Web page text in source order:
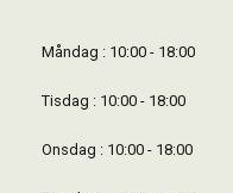
Måndag : 10:00 - 18:00
Tisdag : 10:00 - 18:00
Onsdag : 10:00 - 18:00